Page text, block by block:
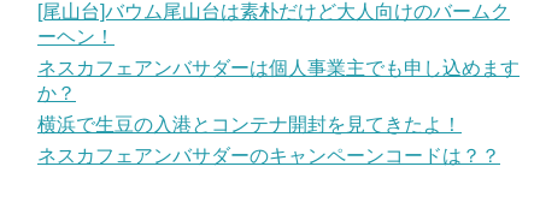
[尾山台]バウム尾山台は素朴だけど大人向けのバームク
ーヘン！
ネスカフェアンバサダーは個人事業主でも申し込めます
か？
横浜で生豆の入港とコンテナ開封を見てきたよ！
ネスカフェアンバサダーのキャンペーンコードは？？